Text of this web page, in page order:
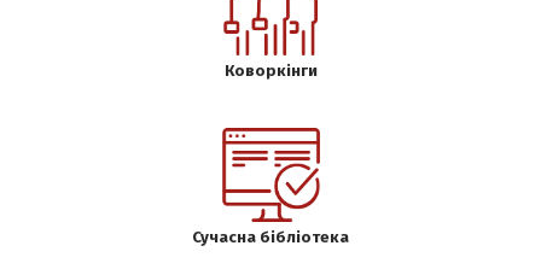
Коворкінги
Сучасна бібліотека